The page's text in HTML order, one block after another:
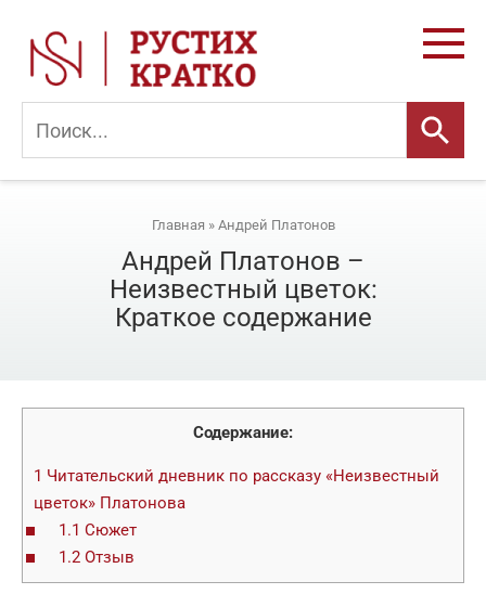
контенту
Главная » Андрей Платонов
Андрей Платонов –
Неизвестный цветок:
Краткое содержание
Содержание:
1 Читательский дневник по рассказу «Неизвестный
цветок» Платонова
1.1 Сюжет
1.2Отзыв